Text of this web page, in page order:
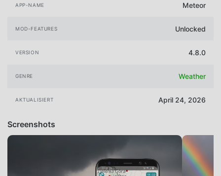
APP-NAME Meteor
MOD-FEATURES Unlocked
VERSION 4.8.0
GENRE Weather
AKTUALISIERT April 24, 2026
Screenshots